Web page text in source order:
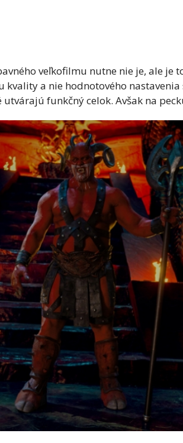
veľkofilmu nutne nie je, ale je
a nie hodnotového
funkčný celok. Avšak na